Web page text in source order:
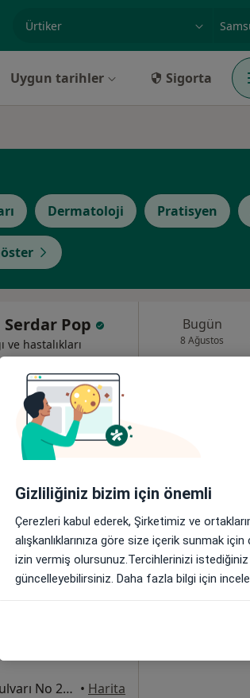
Uzmanlık, ilgi alanı ve hastalık, isim
Uygun tarihler Sigorta
Dermatoloji Pratisyen
Serdar Pop
ve hastalıkları
görüş
Cumhuriyet mh no:38 Kapı no:2 Kat:5 D:16 Yavuztuna Center, Samsun •Harita
Bugün
8 Ağustos
Kılıç
Çocuk i̇mmünolojisi,
ve hastalıkları
görüş
Cumhuriyet Mah Alpaslan Bulvarı No 26 Daire 5, Samsun • Harita
Bugün
8 Ağustos
Gizliliğiniz bizim için önemli
Çerezleri kabul ederek, Şirketimiz ve
alışkanlıklarınıza göre size içerik sunmak
izin vermiş olursunuz.Tercihlerinizi
güncelleyebilirsiniz. Daha fazla bilgi için